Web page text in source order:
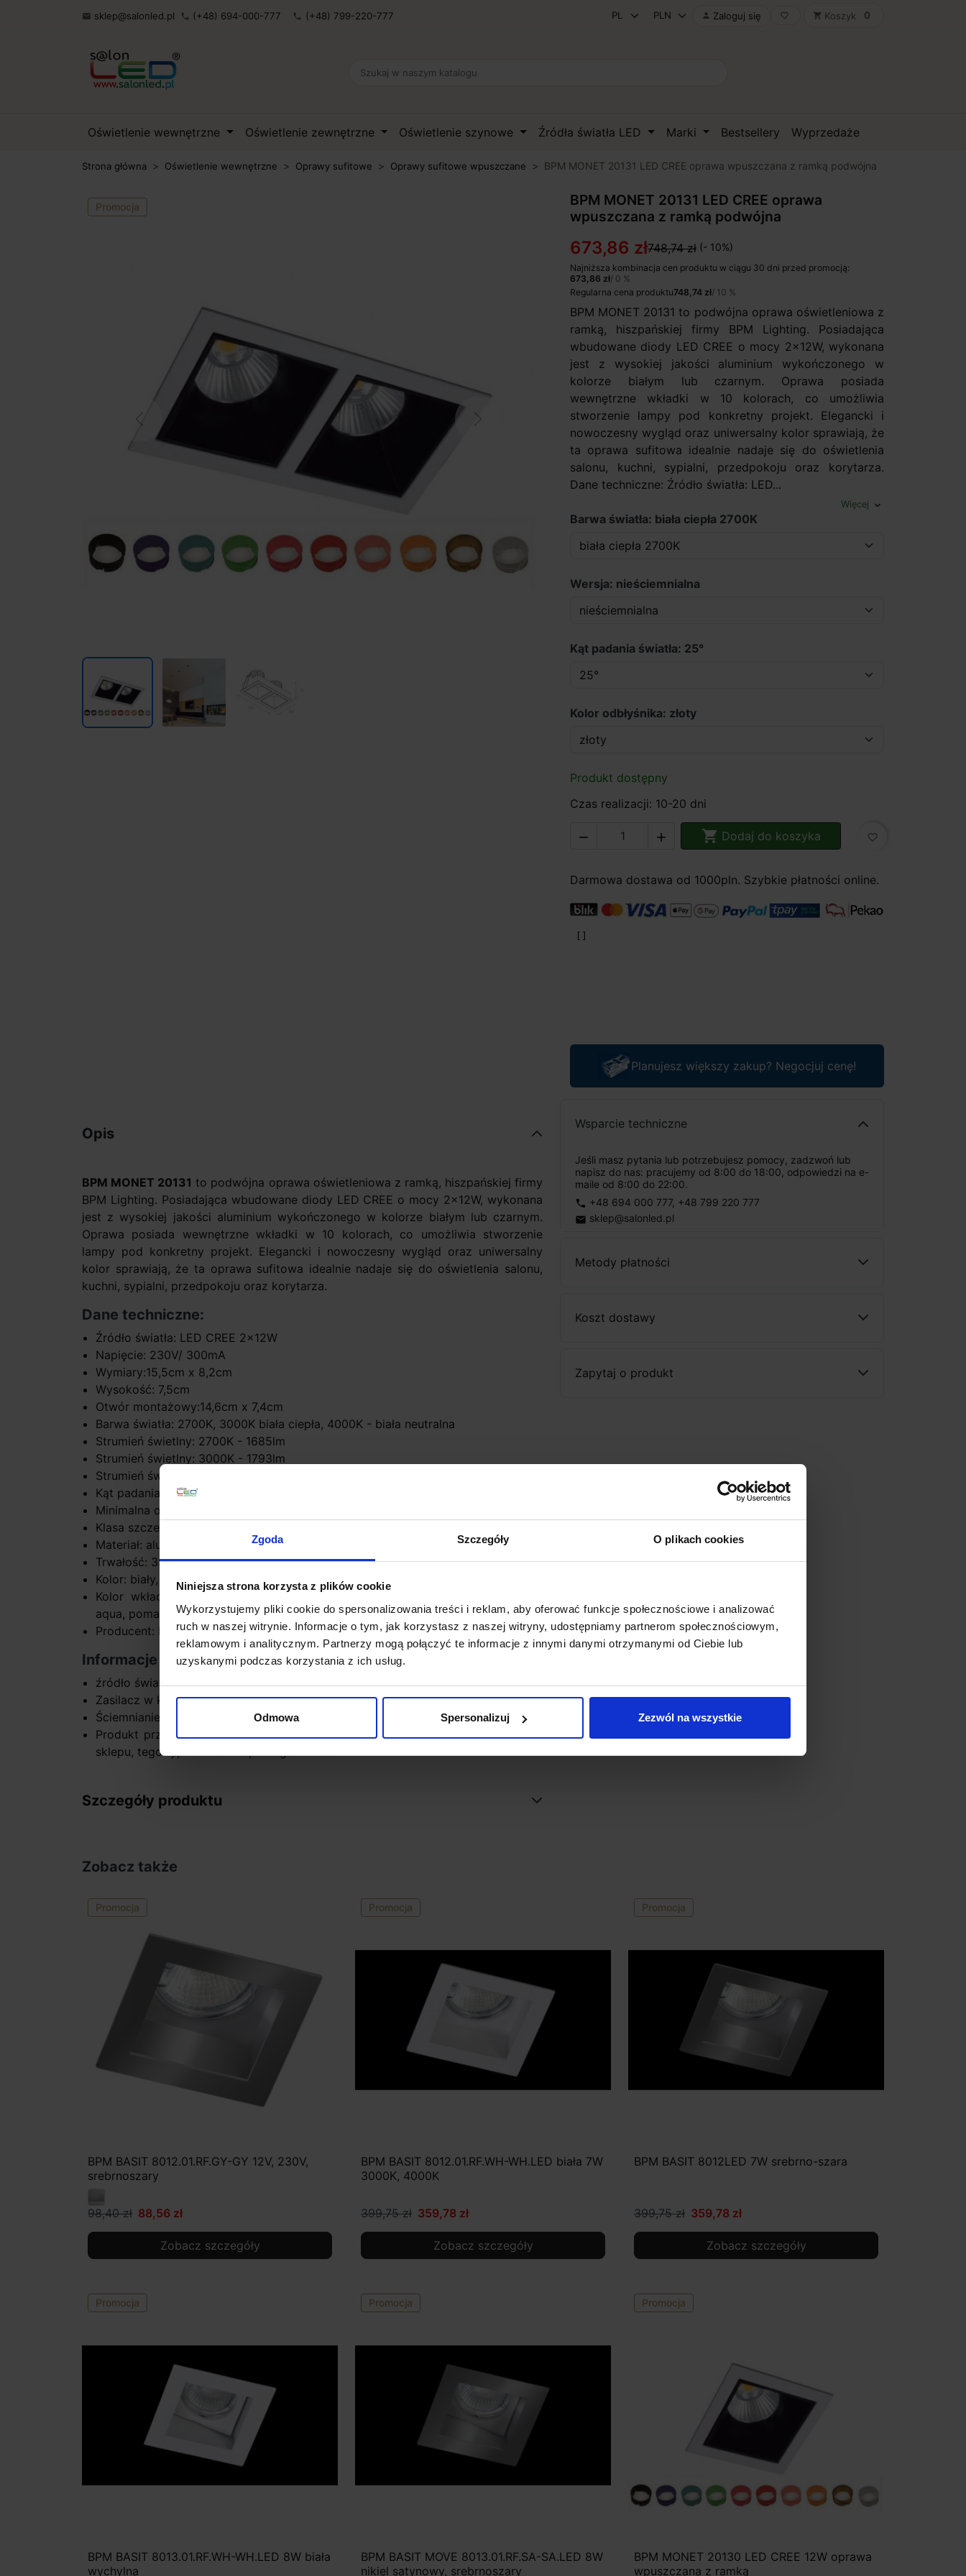
Zgoda Szczegóły O plikach cookies
Niniejsza strona korzysta z plików cookie
Wykorzystujemy pliki cookie do spersonalizowania treści i reklam, aby oferować funkcje społecznościowe i analizować
ruch w naszej witrynie. Informacje o tym, jak korzystasz z naszej witryny, udostępniamy partnerom społecznościowym,
reklamowym i analitycznym. Partnerzy mogą połączyć te informacje z innymi danymi otrzymanymi od Ciebie lub
uzyskanymi podczas korzystania z ich usług.
Odmowa Spersonalizuj Zezwól na wszystkie
 sklep@salonled.pl phone (+48) 694-000-777 phone (+48) 799-220-777  Zaloguj się favorite_border shopping_cart Koszyk 0
Oświetlenie wewnętrzne Oświetlenie zewnętrzne Oświetlenie szynowe Źródła światła LED Marki Bestsellery Wyprzedaże
Strona główna Oświetlenie wewnętrzne Oprawy sufitowe Oprawy sufitowe wpuszczane BPM MONET 20131 LED CREE oprawa wpuszczana z ramką podwójna
Promocja
Previous
BPM MONET 20131 LED CREE oprawa
wpuszczana z ramką podwójna
673,86 zł748,74 zł (- 10%)
Najniższa kombinacja cen produktu w ciągu 30 dni przed promocją:
673,86 zł/ 0 %
Regularna cena produktu748,74 zł/ 10 %
BPM MONET 20131 to podwójna oprawa oświetleniowa z
ramką, hiszpańskiej firmy BPM Lighting. Posiadająca
wbudowane diody LED CREE o mocy 2x12W, wykonana
jest z wysokiej jakości aluminium wykończonego w
kolorze białym lub czarnym. Oprawa posiada
wewnętrzne wkładki w 10 kolorach, co umożliwia
stworzenie lampy pod konkretny projekt. Elegancki i
nowoczesny wygląd oraz uniwersalny kolor sprawiają, że
ta oprawa sufitowa idealnie nadaje się do oświetlenia
salonu, kuchni, sypialni, przedpokoju oraz korytarza.
Dane techniczne: Źródło światła: LED...
Więcej expand_more
Barwa światła: biała ciepła 2700K
Wersja: nieściemnialna
Kąt padania światła: 25°
Kolor odbłyśnika: złoty
Produkt dostępny
Czas realizacji: 10-20 dni
   Dodaj do koszyka favorite_border
Darmowa dostawa od 1000pln. Szybkie płatności online.
Planujesz większy zakup? Negocjuj cenę!
Wsparcie techniczne
Jeśli masz pytania lub potrzebujesz pomocy, zadzwoń lub
napisz do nas: pracujemy od 8:00 do 18:00, odpowiedzi na e-
maile od 8:00 do 22:00.
phone +48 694 000 777, +48 799 220 777
email sklep@salonled.pl
Metody płatności
Koszt dostawy
Zapytaj o produkt
Opis
BPM MONET 20131 to podwójna oprawa oświetleniowa z ramką, hiszpańskiej firmy
BPM Lighting. Posiadająca wbudowane diody LED CREE o mocy 2x12W, wykonana
jest z wysokiej jakości aluminium wykończonego w kolorze białym lub czarnym.
Oprawa posiada wewnętrzne wkładki w 10 kolorach, co umożliwia stworzenie
lampy pod konkretny projekt. Elegancki i nowoczesny wygląd oraz uniwersalny
kolor sprawiają, że ta oprawa sufitowa idealnie nadaje się do oświetlenia salonu,
kuchni, sypialni, przedpokoju oraz korytarza.
Dane techniczne:
Źródło światła: LED CREE 2x12W
Napięcie: 230V/ 300mA
Wymiary:15,5cm x 8,2cm
Wysokość: 7,5cm
Otwór montażowy:14,6cm x 7,4cm
Barwa światła: 2700K, 3000K biała ciepła, 4000K - biała neutralna
Strumień świetlny: 2700K - 1685lm
Strumień świetlny: 3000K - 1793lm
Strumień świetlny: 4000K - 1862lm
Kąt padania światła 25º, 38º, 60º
Minimalna odległość od oświetlanego obiektu: 0,5m
Klasa szczelności: IP32
Materiał: aluminium
Trwałość: 35.000h
Kolor: biały, czarny
Kolor wkładki: złoty, biały, czarny, niebieski, zielony, flamingo-róż, czerwony,
aqua, pomarańczowy, różowy
Producent: BPM Lighting
Informacje dodatkowe:
źródło światła w komplecie
Zasilacz w komplecie
Ściemnianie DALI, SwitchDIM, 1.10V
Produkt przygotowywany na indywidualne zamówienie. Zgodnie z regulaminem
sklepu, tego typu towar nie podlega zwrotowi
Szczegóły produktu
Zobacz także
Promocja
BPM BASIT 8012.01.RF.GY-GY 12V, 230V,
srebrnoszary
98,40 zł 88,56 zł
Zobacz szczegóły
Promocja
BPM BASIT 8012.01.RF.WH-WH.LED biała 7W
3000K, 4000K
399,75 zł 359,78 zł
Zobacz szczegóły
Promocja
BPM BASIT 8012LED 7W srebrno-szara
399,75 zł 359,78 zł
Zobacz szczegóły
Promocja
BPM BASIT 8013.01.RF.WH-WH.LED 8W biała
wychylna
Promocja
BPM BASIT MOVE 8013.01.RF.SA-SA.LED 8W
nikiel satynowy, srebrnoszary
Promocja
BPM MONET 20130 LED CREE 12W oprawa
wpuszczana z ramką